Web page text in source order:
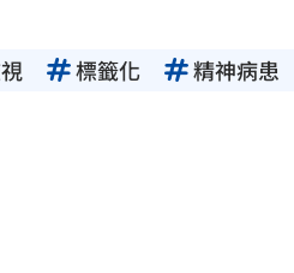
標籤化 精神病患